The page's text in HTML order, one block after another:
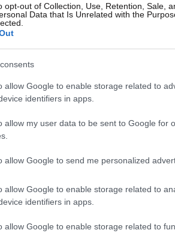
opt-out of Collection, Use, Retention, Sale,
Data that Is Unrelated with the
allow Google to enable storage related to
identifiers in apps.
allow my user data to be sent to Google for
allow Google to send me personalized
allow Google to enable storage related to
identifiers in apps.
allow Google to enable storage related to
κύριος μόνος του στο
και του λέει το αντίτιμο.
Το έβλεπα όλο αυτό.
μου
κάνουμε εκτός από διασκέδαση